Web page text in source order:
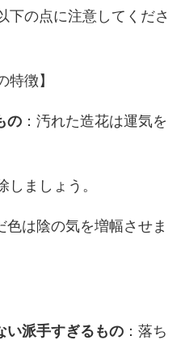
下の点に注意してくださ
特徴】
の ：汚れた造花は運気を
しましょう。
色は陰の気を増幅させま
い派手すぎるもの ：落ち